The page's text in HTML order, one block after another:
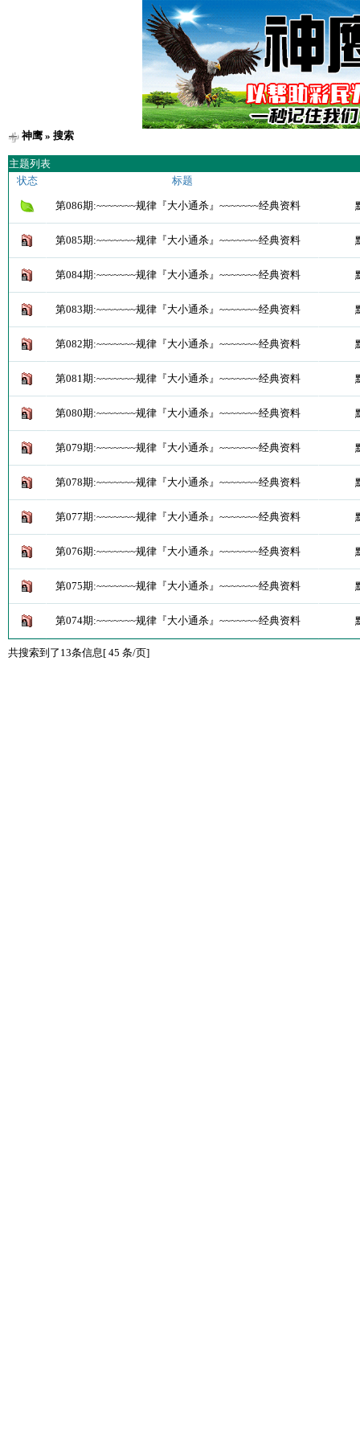
神鹰» 搜索
主题列表
状态
标题
第086期:~~~~~~~规律『大小通杀』~~~~~~~经典资料
第085期:~~~~~~~规律『大小通杀』~~~~~~~经典资料
第084期:~~~~~~~规律『大小通杀』~~~~~~~经典资料
第083期:~~~~~~~规律『大小通杀』~~~~~~~经典资料
第082期:~~~~~~~规律『大小通杀』~~~~~~~经典资料
第081期:~~~~~~~规律『大小通杀』~~~~~~~经典资料
第080期:~~~~~~~规律『大小通杀』~~~~~~~经典资料
第079期:~~~~~~~规律『大小通杀』~~~~~~~经典资料
第078期:~~~~~~~规律『大小通杀』~~~~~~~经典资料
第077期:~~~~~~~规律『大小通杀』~~~~~~~经典资料
第076期:~~~~~~~规律『大小通杀』~~~~~~~经典资料
第075期:~~~~~~~规律『大小通杀』~~~~~~~经典资料
第074期:~~~~~~~规律『大小通杀』~~~~~~~经典资料
共搜索到了13条信息[ 45 条/页]